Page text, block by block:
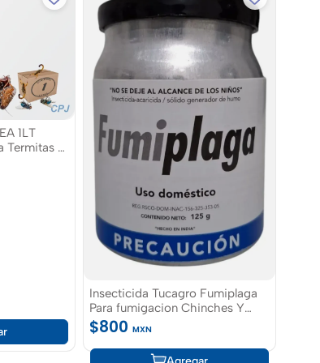
y
1LT
Termitas y
Insecticida Tucagro Fumiplaga
Para fumigacion Chinches Y
Cucarachas
$800 MXN